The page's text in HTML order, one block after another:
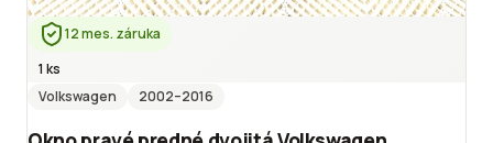
12 mes. záruka
1 ks
Volkswagen
2002–2016